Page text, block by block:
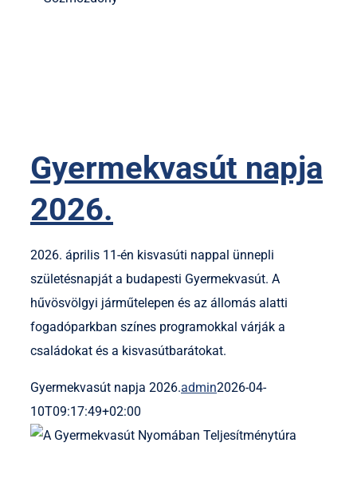
Gyermekvasút napja
2026.
2026. április 11-én kisvasúti nappal ünnepli
születésnapját a budapesti Gyermekvasút. A
hűvösvölgyi járműtelepen és az állomás alatti
fogadóparkban színes programokkal várják a
családokat és a kisvasútbarátokat.
Gyermekvasút napja 2026.admin2026-04-
10T09:17:49+02:00